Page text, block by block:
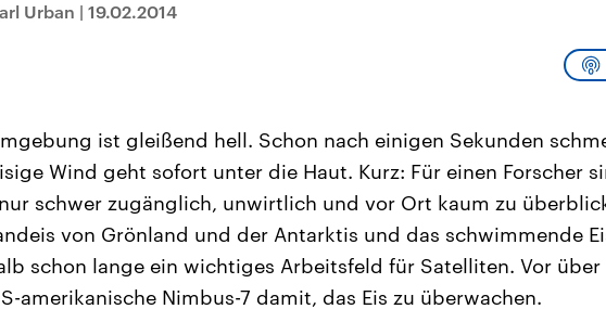
denUrban | 19.02.2014
ist gleißend hell. Schon nach einigen Sekunden
Wind geht sofort unter die Haut. Kurz: Für einen Forscher
schwer zugänglich, unwirtlich und vor Ort kaum zu
von Grönland und der Antarktis und das schwimmende
schon lange ein wichtiges Arbeitsfeld für Satelliten. Vor über
amerikanische Nimbus-7 damit, das Eis zu überwachen.